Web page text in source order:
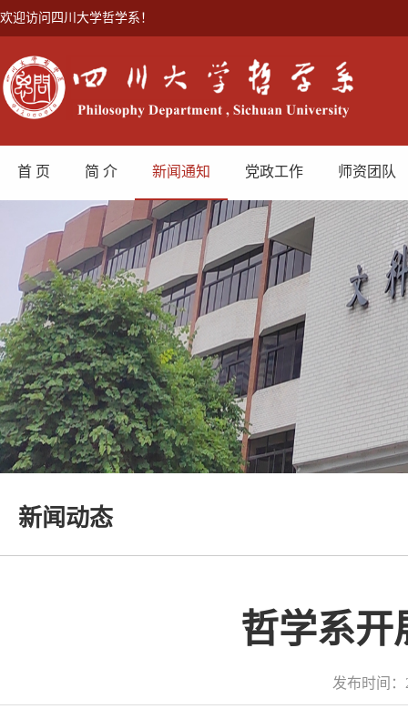
欢迎访问四川大学哲学系！
首 页 简 介 新闻通知 党政工作 师资团队
新闻动态
哲学系开
发布时间